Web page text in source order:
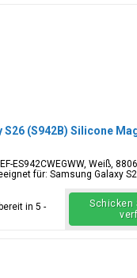
S26 (S942B) Silicone
ES942CWEGWW, Weiß,
für: Samsung Galaxy
in 5 -
Schicken